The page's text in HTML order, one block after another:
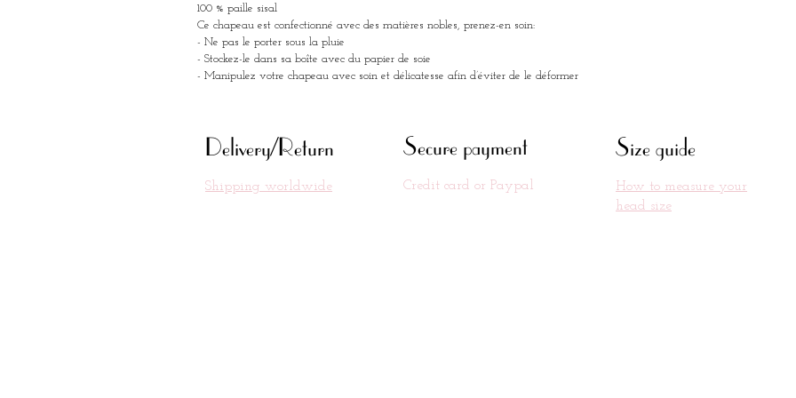
Tous
à
100 % paille sisal
Ce chapeau est confectionné avec des matières nobles, prenez-en soin:
- Ne pas le porter sous la pluie
- Stockez-le dans sa boîte avec du papier de soie
- Manipulez votre chapeau avec soin et délicatesse afin d’éviter de le déformer
Delivery/Return
Shipping worldwide
Secure payment
Credit card or Paypal
Size guide
How to measure your
head size